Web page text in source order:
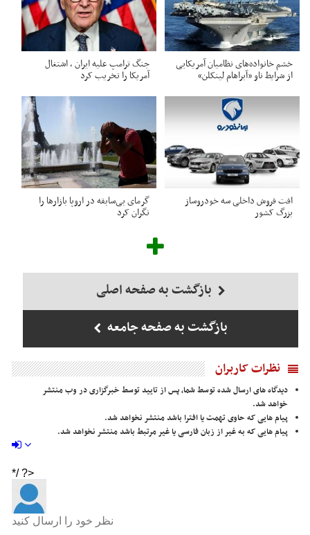
خشم خانواده‌های نظامیان آمریکایی
از شرایط ناو «آبراهام لینکلن»
جنگ ترامپ علیه ایران ، اشتغال
آمریکا را تخریب کرد
افت فروش داخلی سه خودروساز
بزرگ کشور
گرمای بی‌سابقه در اروپا بازارها را
نگران کرد
بازگشت به صفحه اصلی
بازگشت به صفحه جامعه
نظرات کاربران
دیدگاه های ارسال شده توسط شما، پس از تایید توسط خبرگزاری در وب منتشر
خواهد شد.
پیام هایی که حاوی تهمت یا افترا باشد منتشر نخواهد شد.
پیام هایی که به غیر از زبان فارسی یا غیر مرتبط باشد منتشر نخواهد شد.